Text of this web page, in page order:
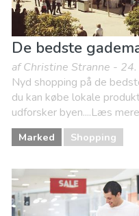
De bedste
af Christine Stranne -
Nyd shopping på de
du kan købe lokale
udforsker byen....Læs mere
Marked Shopping